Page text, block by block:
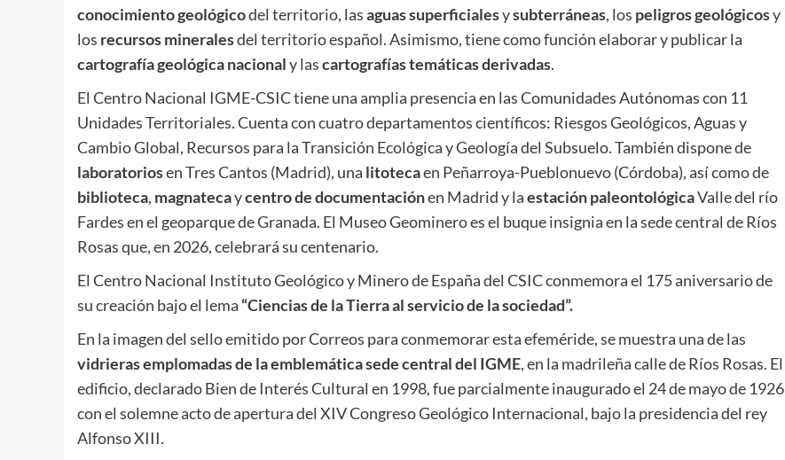
conocimiento geológicodel territorio, lasaguas superficialesysubterráneas, los peligros geológicosy
los recursos mineralesdel territorio español. Asimismo, tiene como función elaborar y publicar la
cartografía geológica nacionaly lascartografías temáticas derivadas.
El Centro Nacional IGME-CSIC tiene una amplia presencia en las Comunidades Autónomas con 11
Unidades Territoriales. Cuenta con cuatro departamentos científicos: Riesgos Geológicos, Aguas y
Cambio Global, Recursos para la Transición Ecológica y Geología del Subsuelo. También dispone de
laboratoriosen Tres Cantos (Madrid), una litotecaen Peñarroya-Pueblonuevo (Córdoba), así como de
biblioteca, magnatecaycentro de documentaciónen Madrid y laestación paleontológicaValle del río
Fardes en el geoparque de Granada. El Museo Geominero es el buque insignia en la sede central de Ríos
Rosas que, en 2026, celebrará su centenario.
El Centro Nacional Instituto Geológico y Minero de España del CSIC conmemora el 175 aniversario de
su creación bajo el lema “Ciencias de la Tierra al servicio de la sociedad”.
En la imagen del sello emitido por Correos para conmemorar esta efeméride, se muestra una de las
vidrieras emplomadas de la emblemática sede central del IGME, en la madrileña calle de Ríos Rosas. El
edificio, declarado Bien de Interés Cultural en 1998, fue parcialmente inaugurado el 24 de mayo de 1926
con el solemne acto de apertura del XIV Congreso Geológico Internacional, bajo la presidencia del rey
Alfonso XIII.